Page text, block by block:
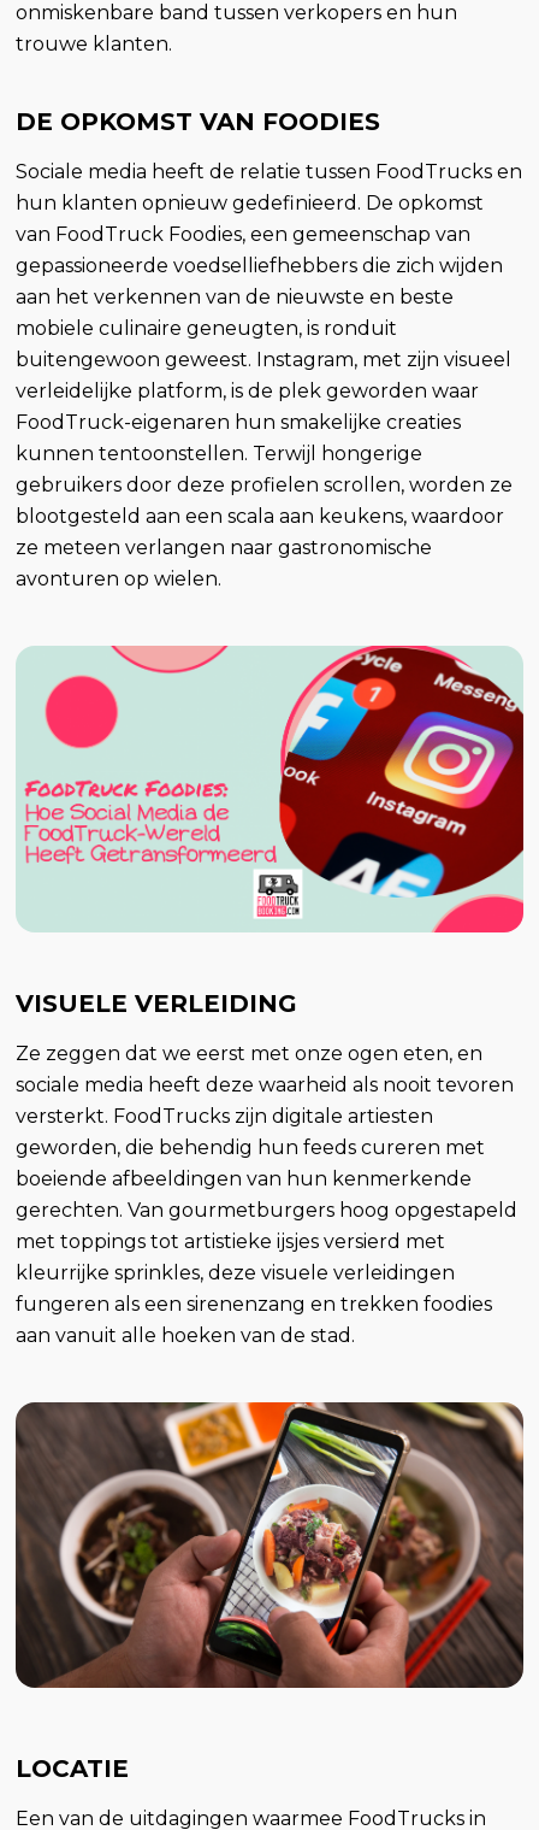
onmiskenbare band tussen verkopers en hun
trouwe klanten.
DE OPKOMST VAN FOODIES
Sociale media heeft de relatie tussen FoodTrucks en
hun klanten opnieuw gedefinieerd. De opkomst
van FoodTruck Foodies, een gemeenschap van
gepassioneerde voedselliefhebbers die zich wijden
aan het verkennen van de nieuwste en beste
mobiele culinaire geneugten, is ronduit
buitengewoon geweest. Instagram, met zijn visueel
verleidelijke platform, is de plek geworden waar
FoodTruck-eigenaren hun smakelijke creaties
kunnen tentoonstellen. Terwijl hongerige
gebruikers door deze profielen scrollen, worden ze
blootgesteld aan een scala aan keukens, waardoor
ze meteen verlangen naar gastronomische
avonturen op wielen.
VISUELE VERLEIDING
Ze zeggen dat we eerst met onze ogen eten, en
sociale media heeft deze waarheid als nooit tevoren
versterkt. FoodTrucks zijn digitale artiesten
geworden, die behendig hun feeds cureren met
boeiende afbeeldingen van hun kenmerkende
gerechten. Van gourmetburgers hoog opgestapeld
met toppings tot artistieke ijsjes versierd met
kleurrijke sprinkles, deze visuele verleidingen
fungeren als een sirenenzang en trekken foodies
aan vanuit alle hoeken van de stad.
LOCATIE
Een van de uitdagingen waarmee FoodTrucks in